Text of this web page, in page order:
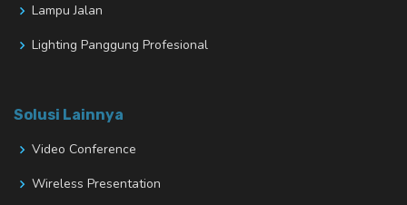
Lampu Jalan
Lighting Panggung Profesional
Solusi Lainnya
Video Conference
Wireless Presentation